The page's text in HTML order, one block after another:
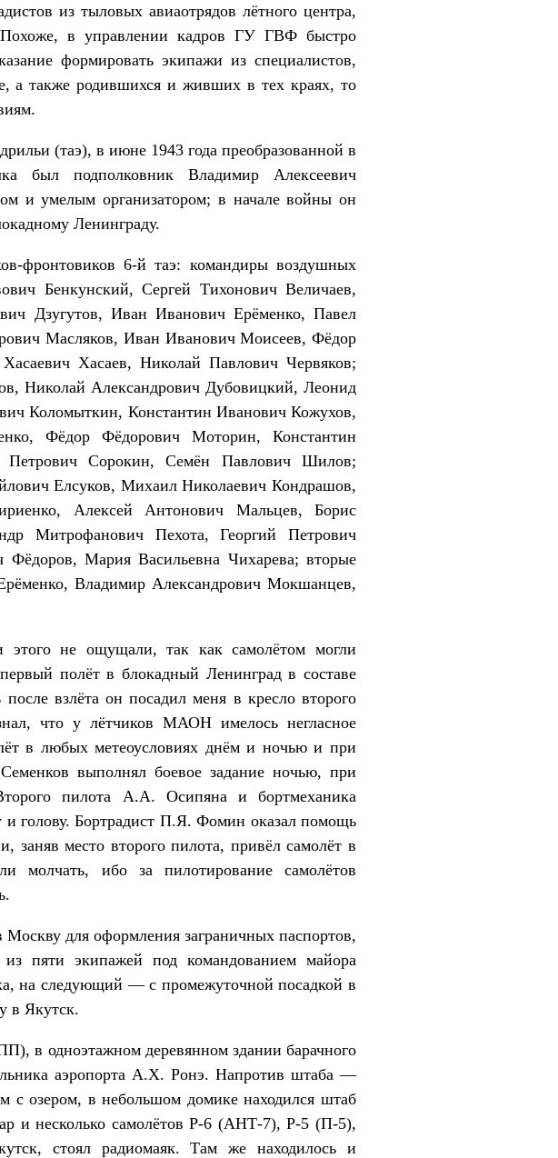
из тыловых авиаотрядов лётного центра,
в управлении кадров ГУ ГВФ быстро
формировать экипажи из специалистов,
также родившихся и живших в тех краях, то
(таэ), в июне 1943 года преобразованной в
был подполковник Владимир Алексеевич
и умелым организатором; в начале войны он
Ленинграду.
фронтовиков 6-й таэ: командиры воздушных
Бенкунский, Сергей Тихонович Величаев,
Дзугутов, Иван Иванович Ерёменко, Павел
Масляков, Иван Иванович Моисеев, Фёдор
Хасаев, Николай Павлович Червяков;
Николай Александрович Дубовицкий, Леонид
Коломыткин, Константин Иванович Кожухов,
Фёдор Фёдорович Моторин, Константин
Сорокин, Семён Павлович Шилов;
Елсуков, Михаил Николаевич Кондрашов,
Алексей Антонович Мальцев, Борис
Митрофанович Пехота, Георгий Петрович
Мария Васильевна Чихарева; вторые
Владимир Александрович Мокшанцев,
этого не ощущали, так как самолётом могли
полёт в блокадный Ленинград в составе
взлёта он посадил меня в кресло второго
что у лётчиков МАОН имелось негласное
в любых метеоусловиях днём и ночью и при
выполнял боевое задание ночью, при
пилота А.А. Осипяна и бортмеханика
голову. Бортрадист П.Я. Фомин оказал помощь
заняв место второго пилота, привёл самолёт в
молчать, ибо за пилотирование самолётов
для оформления заграничных паспортов,
пяти экипажей под командованием майора
на следующий ― с промежуточной посадкой в
в Якутск.
в одноэтажном деревянном здании барачного
аэропорта А.Х. Ронэ. Напротив штаба ―
с озером, в небольшом домике находился штаб
и несколько самолётов Р-6 (АНТ-7), Р-5 (П-5),
стоял радиомаяк. Там же находилось и